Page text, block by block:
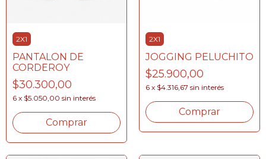
2X1
PANTALON DE
CORDEROY
$30.300,00
6 x $5.050,00 sin interés
Comprar
2X1
JOGGING PELUCHITO
$25.900,00
6 x $4.316,67 sin interés
Comprar